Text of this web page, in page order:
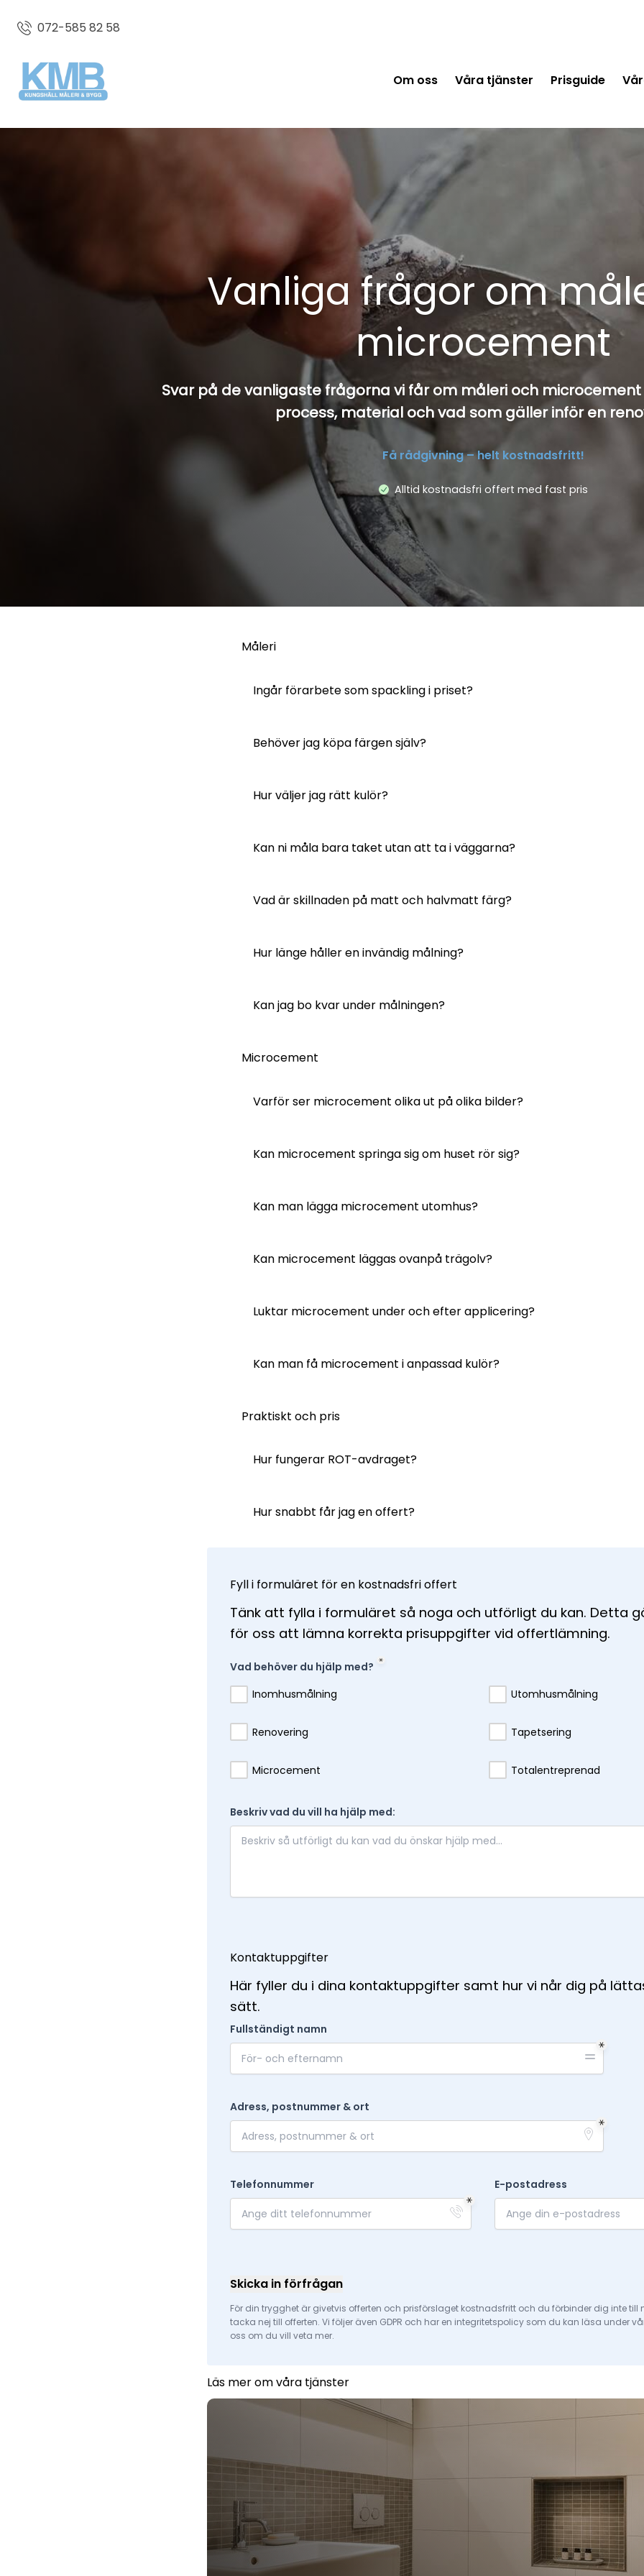
072-585 82 58
Om oss Våra tjänster Prisguide
Vanliga frågor om
microcement
Svar på de vanligaste frågorna vi får om måleri och
process, material och vad som gäller inför en
Få rådgivning – helt kostnadsfritt!
Alltid kostnadsfri offert med fast pris
Måleri
Ingår förarbete som spackling i priset?
Behöver jag köpa färgen själv?
Hur väljer jag rätt kulör?
Kan ni måla bara taket utan att ta i väggarna?
Vad är skillnaden på matt och halvmatt färg?
Hur länge håller en invändig målning?
Kan jag bo kvar under målningen?
Microcement
Varför ser microcement olika ut på olika bilder?
Kan microcement springa sig om huset rör sig?
Kan man lägga microcement utomhus?
Kan microcement läggas ovanpå trägolv?
Luktar microcement under och efter applicering?
Kan man få microcement i anpassad kulör?
Praktiskt och pris
Hur fungerar ROT-avdraget?
Hur snabbt får jag en offert?
Fyll i formuläret för en kostnadsfri offert
Tänk att fylla i formuläret så noga och utförligt du kan. Detta
för oss att lämna korrekta prisuppgifter vid offertlämning.
Vad behöver du hjälp med?
Inomhusmålning
Utomhusmålning
Renovering Tapetsering
Microcement Totalentreprenad
Beskriv vad du vill ha hjälp med:
Kontaktuppgifter
Här fyller du i dina kontaktuppgifter samt hur vi når dig på
sätt.
Fullständigt namn
Adress, postnummer & ort
Telefonnummer E-postadress
Skicka in förfrågan
För din trygghet är givetvis offerten och prisförslaget kostnadsfritt och du förbinder dig inte till
tacka nej till offerten. Vi följer även GDPR och har en integritetspolicy som du kan läsa under
oss om du vill veta mer.
Läs mer om våra tjänster